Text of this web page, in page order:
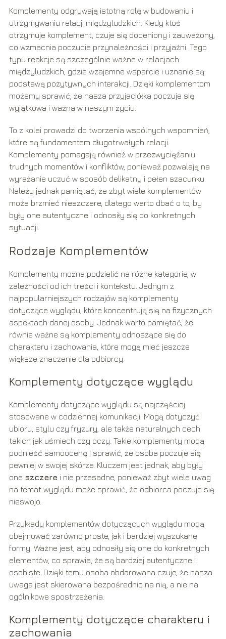
Komplementy odgrywają istotną rolę w budowaniu i
utrzymywaniu relacji międzyludzkich. Kiedy ktoś
otrzymuje komplement, czuje się doceniony i zauważony,
co wzmacnia poczucie przynależności i przyjaźni. Tego
typu reakcje są szczególnie ważne w relacjach
międzyludzkich, gdzie wzajemne wsparcie i uznanie są
podstawą pozytywnych interakcji. Dzięki komplementom
możemy sprawić, że nasza przyjaciółka poczuje się
wyjątkowa i ważna w naszym życiu.
To z kolei prowadzi do tworzenia wspólnych wspomnień,
które są fundamentem długotrwałych relacji.
Komplementy pomagają również w przezwyciężaniu
trudnych momentów i konfliktów, ponieważ pozwalają na
wyrażanie uczuć w sposób delikatny i pełen szacunku.
Należy jednak pamiętać, że zbyt wiele komplementów
może brzmieć nieszczere, dlatego warto dbać o to, by
były one autentyczne i odnosiły się do konkretnych
sytuacji.
Rodzaje Komplementów
Komplementy można podzielić na różne kategorie, w
zależności od ich treści i kontekstu. Jednym z
najpopularniejszych rodzajów są komplementy
dotyczące wyglądu, które koncentrują się na fizycznych
aspektach danej osoby. Jednak warto pamiętać, że
równie ważne są komplementy odnoszące się do
charakteru i zachowania, które mogą mieć jeszcze
większe znaczenie dla odbiorcy.
Komplementy dotyczące wyglądu
Komplementy dotyczące wyglądu są najczęściej
stosowane w codziennej komunikacji. Mogą dotyczyć
ubioru, stylu czy fryzury, ale także naturalnych cech
takich jak uśmiech czy oczy. Takie komplementy mogą
podnieść samoocenę i sprawić, że osoba poczuje się
pewniej w swojej skórze. Kluczem jest jednak, aby były
one szczerei nie przesadne, ponieważ zbyt wiele uwag
na temat wyglądu może sprawić, że odbiorca poczuje się
nieswojo.
Przykłady komplementów dotyczących wyglądu mogą
obejmować zarówno proste, jak i bardziej wyszukane
formy. Ważne jest, aby odnosiły się one do konkretnych
elementów, co sprawia, że są bardziej autentyczne i
osobiste. Dzięki temu osoba obdarowana czuje, że nasza
uwaga jest skierowana bezpośrednio na nią, a nie na
ogólnikowe spostrzeżenia.
Komplementy dotyczące charakteru i
zachowania